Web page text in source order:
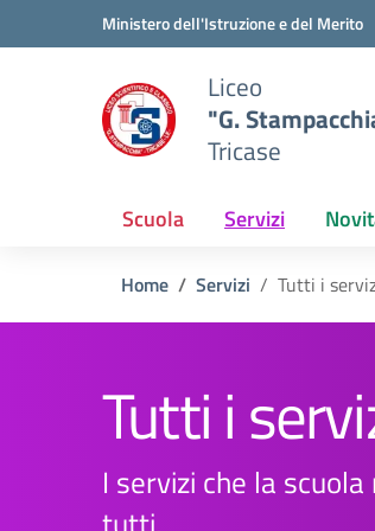
Vai ai contenuti
Vai al menu di navigazioneMinistero dell'Istruzione e del Merito
Liceo
"G.
Tricase
Scuola Servizi
Home Servizi Tutti i
Tutti i
I servizi che la